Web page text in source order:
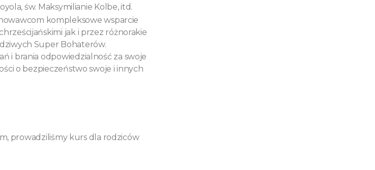
św. Maksymilianie Kolbe, itd.
kompleksowe wsparcie
jak i przez różnorakie
Super Bohaterów.
i brania odpowiedzialność za swoje
o bezpieczeństwo swoje i innych
prowadziliśmy kurs dla rodziców